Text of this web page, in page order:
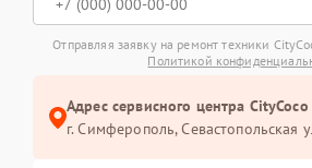
Отправляя заявку на ремонт техники
Политикой
Адрес сервисного центра
г. Симферополь, Севастопольская